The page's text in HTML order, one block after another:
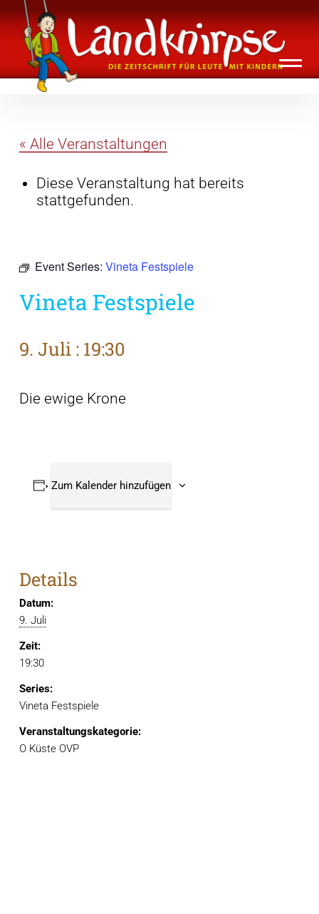
Inhalte
überspringen
Landknirpse – Die Zeitschrift für Leute
mit Kindern
« Alle Veranstaltungen
Diese Veranstaltung hat bereits
stattgefunden.
Event Series: Vineta Festspiele
Vineta Festspiele
9. Juli : 19:30
Die ewige Krone
Zum Kalender hinzufügen
Details
Datum:
9. Juli
Zeit:
19:30
Series:
Vineta Festspiele
Veranstaltungskategorie:
O Küste OVP